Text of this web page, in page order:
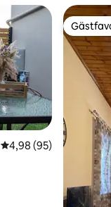
4,98 av 5 i
4,98 (95)